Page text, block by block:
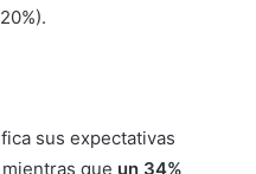
sus expectativas
que un 34%